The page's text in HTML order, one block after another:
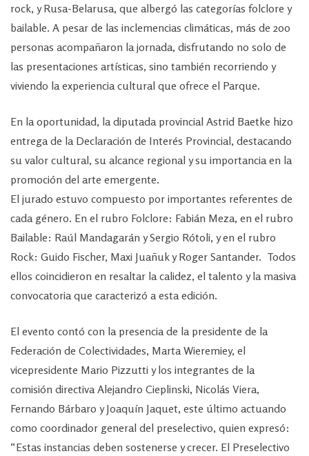
rock, y Rusa-Belarusa, que albergó las categorías folclore y
bailable. A pesar de las inclemencias climáticas, más de 200
personas acompañaron la jornada, disfrutando no solo de
las presentaciones artísticas, sino también recorriendo y
viviendo la experiencia cultural que ofrece el Parque.
En la oportunidad, la diputada provincial Astrid Baetke hizo
entrega de la Declaración de Interés Provincial, destacando
su valor cultural, su alcance regional y su importancia en la
promoción del arte emergente.
El jurado estuvo compuesto por importantes referentes de
cada género. En el rubro Folclore: Fabián Meza, en el rubro
Bailable: Raúl Mandagarán y Sergio Rótoli, y en el rubro
Rock: Guido Fischer, Maxi Juañuk y Roger Santander. Todos
ellos coincidieron en resaltar la calidez, el talento y la masiva
convocatoria que caracterizó a esta edición.
El evento contó con la presencia de la presidente de la
Federación de Colectividades, Marta Wieremiey, el
vicepresidente Mario Pizzutti y los integrantes de la
comisión directiva Alejandro Cieplinski, Nicolás Viera,
Fernando Bárbaro y Joaquín Jaquet, este último actuando
como coordinador general del preselectivo, quien expresó:
“Estas instancias deben sostenerse y crecer. El Preselectivo